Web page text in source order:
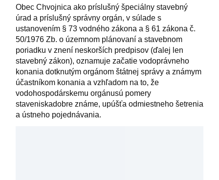
Obec Chvojnica ako príslušný špeciálny stavebný
úrad a príslušný správny orgán, v súlade s
ustanovením § 73 vodného zákona a § 61 zákona č.
50/1976 Zb. o územnom plánovaní a stavebnom
poriadku v znení neskorších predpisov (ďalej len
stavebný zákon), oznamuje začatie vodoprávneho
konania dotknutým orgánom štátnej správy a známym
účastníkom konania a vzhľadom na to, že
vodohospodárskemu orgánusú pomery
staveniskadobre známe, upúšťa odmiestneho šetrenia
a ústneho pojednávania.